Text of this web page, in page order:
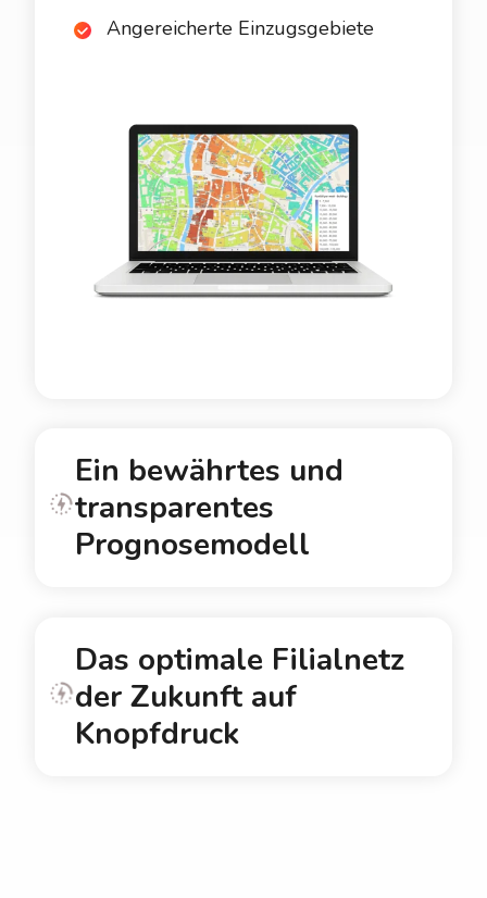
Angereicherte Einzugsgebiete
Ein bewährtes und
transparentes
Prognosemodell
Das optimale Filialnetz
der Zukunft auf
Knopfdruck